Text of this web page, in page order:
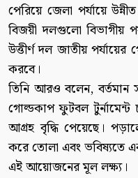
পেরিয়ে জেলা পর্যায়ে
বিজয়ী দলগুলো বিভাগীয়
উত্তীর্ণ দল জাতীয়
করবে।
তিনি আরও বলেন, বর্তমান
গোল্ডকাপ ফুটবল
আগ্রহ বৃদ্ধি পেয়েছে।
করে তোলা এবং ভবিষ্যতে
এই আয়োজনের মূল লক্ষ্য।